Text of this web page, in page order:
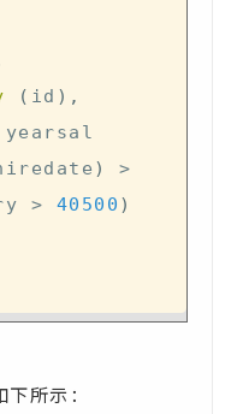
( id ) ,
)
>
> 40500 )
所示：